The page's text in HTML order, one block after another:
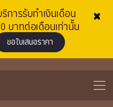
×
การรับทำเงินเดือน
บาทต่อเดือนเท่านั้น
ขอใบเสนอราคา